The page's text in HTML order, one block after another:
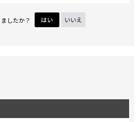
に合いそうです。
て細かいし、鳥や風船がちょこちょこ
セット用にするつもりでしたが、せ
したか？ はい いいえ